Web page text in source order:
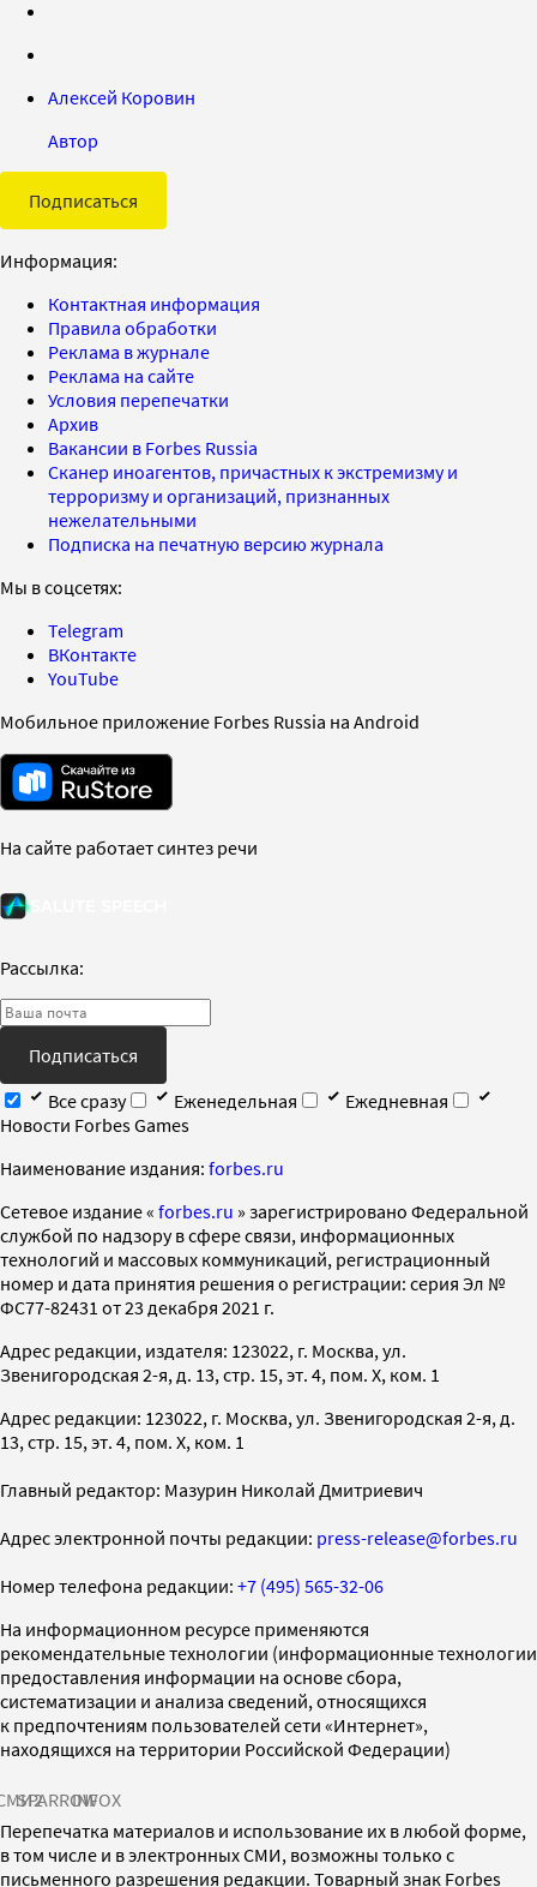
Алексей Коровин
Автор
Подписаться
Информация:
Контактная информация
Правила обработки
Реклама в журнале
Реклама на сайте
Условия перепечатки
Архив
Вакансии в Forbes Russia
Сканер иноагентов, причастных к экстремизму и
терроризму и организаций, признанных
нежелательными
Подписка на печатную версию журнала
Мы в соцсетях:
Telegram
ВКонтакте
YouTube
Мобильное приложение Forbes Russia на Android
На сайте работает синтез речи
Рассылка:
Подписаться
Все сразу
Еженедельная
Ежедневная
Новости Forbes Games
Наименование издания: forbes.ru
Cетевое издание « forbes.ru » зарегистрировано Федеральной
службой по надзору в сфере связи, информационных
технологий и массовых коммуникаций, регистрационный
номер и дата принятия решения о регистрации: серия Эл №
ФС77-82431 от 23 декабря 2021 г.
Адрес редакции, издателя: 123022, г. Москва, ул.
Звенигородская 2-я, д. 13, стр. 15, эт. 4, пом. X, ком. 1
Адрес редакции: 123022, г. Москва, ул. Звенигородская 2-я, д.
13, стр. 15, эт. 4, пом. X, ком. 1
Главный редактор: Мазурин Николай Дмитриевич
Адрес электронной почты редакции: press-release@forbes.ru
Номер телефона редакции: +7 (495) 565-32-06
На информационном ресурсе применяются
рекомендательные технологии (информационные технологии
предоставления информации на основе сбора,
систематизации и анализа сведений, относящихся
к предпочтениям пользователей сети «Интернет»,
находящихся на территории Российской Федерации)
SPARROWINFOX
Перепечатка материалов и использование их в любой форме,
в том числе и в электронных СМИ, возможны только с
письменного разрешения редакции. Товарный знак Forbes